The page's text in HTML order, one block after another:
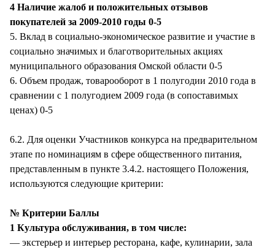
4 Наличие жалоб и положительных отзывов
покупателей за 2009-2010 годы 0-5
5. Вклад в социально-экономическое развитие и участие в
социально значимых и благотворительных акциях
муниципального образования Омской области 0-5
6. Объем продаж, товарооборот в 1 полугодии 2010 года в
сравнении с 1 полугодием 2009 года (в сопоставимых
ценах) 0-5
6.2. Для оценки Участников конкурса на предварительном
этапе по номинациям в сфере общественного питания,
представленным в пункте 3.4.2. настоящего Положения,
используются следующие критерии:
№ Критерии Баллы
1 Культура обслуживания, в том числе:
— экстерьер и интерьер ресторана, кафе, кулинарии, зала